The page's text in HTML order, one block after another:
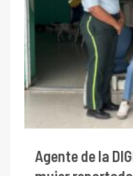
Agente de la